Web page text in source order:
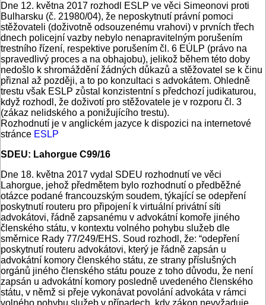
Dne 12. května 2017 rozhodl ESLP ve věci Simeonovi proti
Bulharsku (č. 21980/04), že neposkytnutí právní pomoci
stěžovateli (doživotně odsouzenému vrahovi) v prvních třech
dnech policejní vazby nebylo nenapravitelným porušením
trestního řízení, respektive porušením čl. 6 EÚLP (právo na
spravedlivý proces a na obhajobu), jelikož během této doby
nedošlo k shromáždění žádných důkazů a stěžovatel se k činu
přiznal až později, a to po konzultaci s advokátem. Ohledně
trestu však ESLP zůstal konzistentní s předchozí judikaturou,
když rozhodl, že doživotí pro stěžovatele je v rozporu čl. 3
(zákaz nelidského a ponižujícího trestu).
Rozhodnutí je v anglickém jazyce k dispozici na internetové
stránce ESLP
SDEU: Lahorgue C99/16
Dne 18. května 2017 vydal SDEU rozhodnutí ve věci
Lahorgue, jehož předmětem bylo rozhodnutí o předběžné
otázce podané francouzským soudem, týkající se odepření
poskytnutí routeru pro připojení k virtuální privátní síti
advokátovi, řádně zapsanému v advokátní komoře jiného
členského státu, v kontextu volného pohybu služeb dle
směrnice Rady 77/249/EHS. Soud rozhodl, že: “odepření
poskytnutí routeru advokátovi, který je řádně zapsán u
advokátní komory členského státu, ze strany příslušných
orgánů jiného členského státu pouze z toho důvodu, že není
zapsán u advokátní komory posledně uvedeného členského
státu, v němž si přeje vykonávat povolání advokáta v rámci
volného pohybu služeb v případech, kdy zákon nevyžaduje